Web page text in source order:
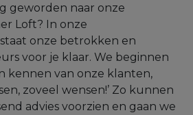
geworden naar onze
Loft? In onze
staat onze betrokken en
voor je klaar. We beginnen
kennen van onze klanten,
zoveel wensen!’ Zo kunnen
advies voorzien en gaan we